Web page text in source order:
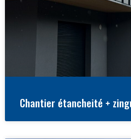
Chantier étancheité +